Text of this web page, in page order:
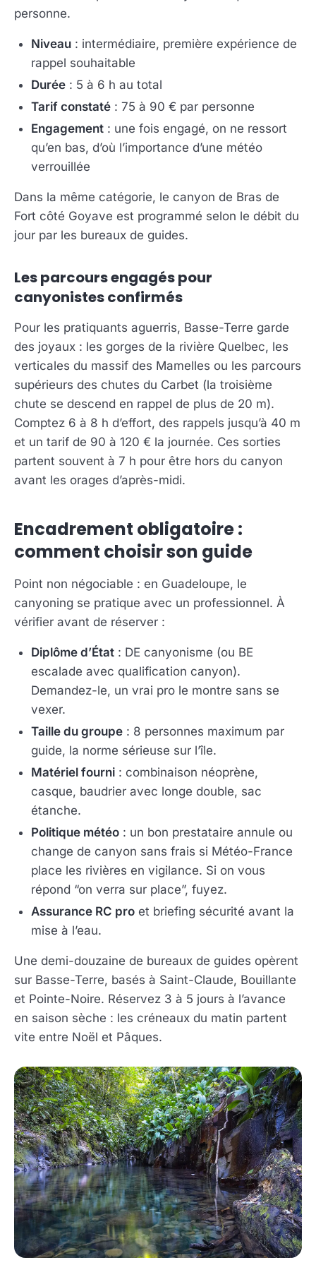
personne.
Niveau : intermédiaire, première expérience de
rappel souhaitable
Durée : 5 à 6 h au total
Tarif constaté : 75 à 90 € par personne
Engagement : une fois engagé, on ne ressort
qu’en bas, d’où l’importance d’une météo
verrouillée
Dans la même catégorie, le canyon de Bras de
Fort côté Goyave est programmé selon le débit du
jour par les bureaux de guides.
Les parcours engagés pour
canyonistes confirmés
Pour les pratiquants aguerris, Basse-Terre garde
des joyaux : les gorges de la rivière Quelbec, les
verticales du massif des Mamelles ou les parcours
supérieurs des chutes du Carbet (la troisième
chute se descend en rappel de plus de 20 m).
Comptez 6 à 8 h d’effort, des rappels jusqu’à 40 m
et un tarif de 90 à 120 € la journée. Ces sorties
partent souvent à 7 h pour être hors du canyon
avant les orages d’après-midi.
Encadrement obligatoire :
comment choisir son guide
Point non négociable : en Guadeloupe, le
canyoning se pratique avec un professionnel. À
vérifier avant de réserver :
Diplôme d’État : DE canyonisme (ou BE
escalade avec qualification canyon).
Demandez-le, un vrai pro le montre sans se
vexer.
Taille du groupe : 8 personnes maximum par
guide, la norme sérieuse sur l’île.
Matériel fourni : combinaison néoprène,
casque, baudrier avec longe double, sac
étanche.
Politique météo : un bon prestataire annule ou
change de canyon sans frais si Météo-France
place les rivières en vigilance. Si on vous
répond “on verra sur place”, fuyez.
Assurance RC pro et briefing sécurité avant la
mise à l’eau.
Une demi-douzaine de bureaux de guides opèrent
sur Basse-Terre, basés à Saint-Claude, Bouillante
et Pointe-Noire. Réservez 3 à 5 jours à l’avance
en saison sèche : les créneaux du matin partent
vite entre Noël et Pâques.